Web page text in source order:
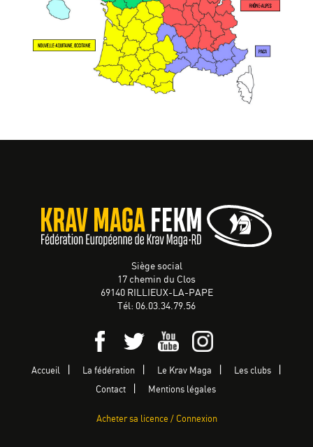
Siège social
17 chemin du Clos
69140 RILLIEUX-LA-PAPE
Tél: 06.03.34.79.56
Accueil La fédération Le Krav Maga Les clubs
Contact Mentions légales
Acheter sa licence / Connexion